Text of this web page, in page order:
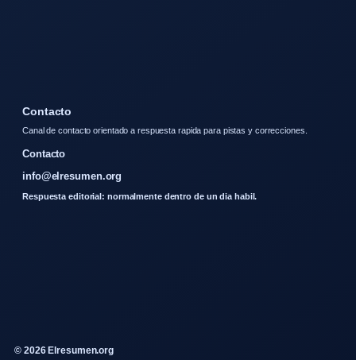
Contacto
Canal de contacto orientado a respuesta rapida para pistas y correcciones.
Contacto
info@elresumen.org
Respuesta editorial: normalmente dentro de un dia habil.
© 2026 Elresumen.org